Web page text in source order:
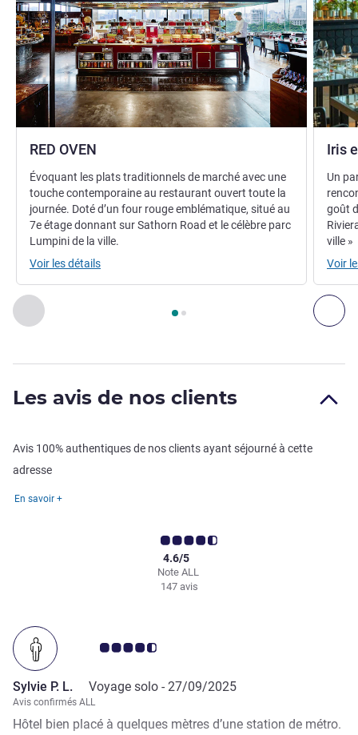
Précédent - Restaurant
Page , Restaurant 1 : RED OVEN , Restaurant 2 : Iris et
RED OVEN
Évoquant les plats traditionnels de marché avec une
touche contemporaine au restaurant ouvert toute la
journée. Doté d’un four rouge emblématique, situé au
7e étage donnant sur Sathorn Road et le célèbre parc
Lumpini de la ville.
Voir les détails
Iris
Un
goût
ville »
Voir
Les avis de nos clients
Avis 100% authentiques de nos clients ayant séjourné à cette
adresse
En savoir +
Note ALL
4.6/5
147 avis
Note Avis clients 4.5/5
Sylvie P. L. Voyage solo - 27/09/2025
Avis confirmés ALL
Hôtel bien placé à quelques mètres d’une station de métro.